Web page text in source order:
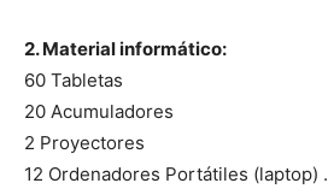
2. Material informático:
60 Tabletas
20 Acumuladores
2 Proyectores
12 Ordenadores Portátiles (laptop) .